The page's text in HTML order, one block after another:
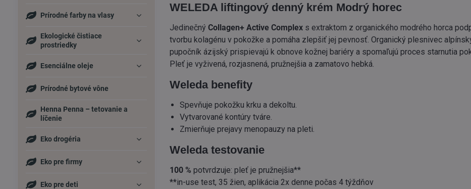
WELEDA liftingový denný krém Modrý horec
JedinečnýCollagen+ Active Complex s extraktom z organického modrého horca
tvorbu kolagénu v pokožke a pomáha zlepšiť jej pevnosť. Organický plesnivec
pupočník ázijský prispievajú k obnove kožnej bariéry a spomaľujú proces starnutia
Pleť je vyživená, rozjasnená, pružnejšia a zamatovo hebká.
Weleda benefity
Spevňuje pokožku krku a dekoltu.
Vytvarované kontúry tváre.
Zmierňuje prejavy menopauzy na pleti.
Weleda testovanie
100 %potvrdzuje: pleť je pružnejšia**
**in-use test, 35 žien, aplikácia 2x denne počas 4 týždňov
Prírodné farby na vlasy
Ekologické čistiace
prostriedky
Esenciálne oleje
Prírodné bytové vône
Henna Penna – tetovanie a
líčenie
Eko drogéria
Eko pre firmy
Eko pre deti